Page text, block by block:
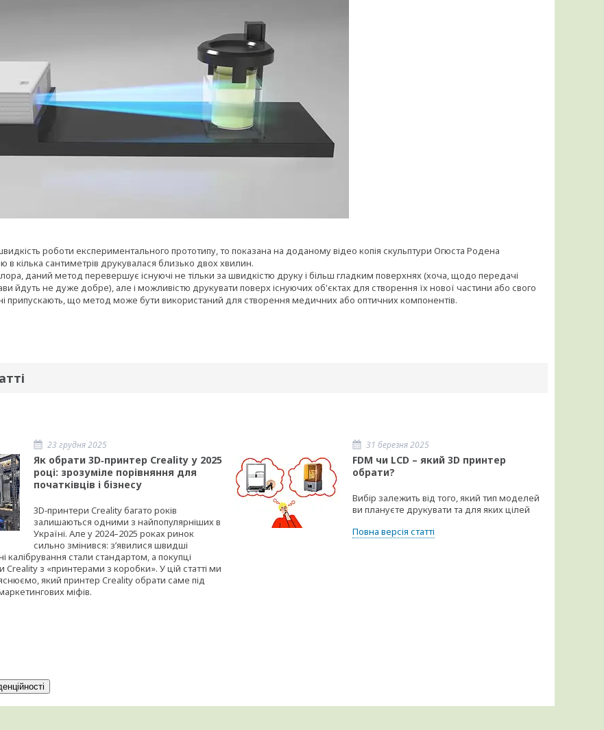
роботи експериментального прототипу, то показана на доданому відео копія скульптури Огюста Родена
в кілька сантиметрів друкувалася близько двох хвилин.
даний метод перевершує існуючі не тільки за швидкістю друку і більш гладким поверхнях (хоча, щодо передачі
йдуть не дуже добре), але і можливістю друкувати поверх існуючих об'єктах для створення їх нової частини або свого
припускають, що метод може бути використаний для створення медичних або оптичних компонентів.
23 грудня 2025
Як обрати 3D‑принтер Creality у 2025
році: зрозуміле порівняння для
початківців і бізнесу
3D‑принтери Creality багато років
залишаються одними з найпопулярніших в
Україні. Але у 2024–2025 роках ринок
сильно змінився: зʼявилися швидші
калібрування стали стандартом, а покупці
Creality з «принтерами з коробки». У цій статті ми
який принтер Creality обрати саме під
міфів.
31 березня 2025
FDM чи LCD – який 3D принтер
обрати?
Вибір залежить від того, який тип моделей
ви плануєте друкувати та для яких цілей
Повна версія статті